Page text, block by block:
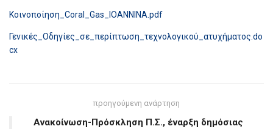
Κοινοποίηση_Coral_Gas_IOANNINA.pdf
Γενικές_Οδηγίες_σε_περίπτωση_τεχνολογικού_ατυχήματος.do
cx
προηγούμενη ανάρτηση
Ανακοίνωση-Πρόσκληση Π.Σ., έναρξη δημόσιας